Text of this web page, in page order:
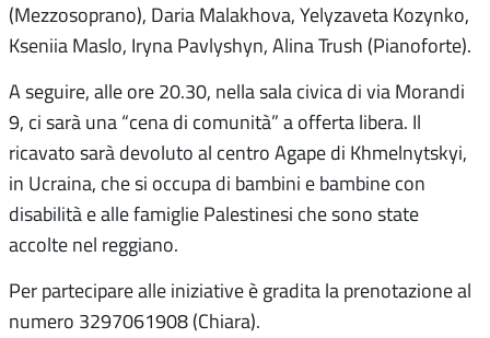
(Mezzosoprano), Daria Malakhova, Yelyzaveta Kozynko,
Kseniia Maslo, Iryna Pavlyshyn, Alina Trush (Pianoforte).
A seguire, alle ore 20.30, nella sala civica di via Morandi
9, ci sarà una “cena di comunità” a offerta libera. Il
ricavato sarà devoluto al centro Agape di Khmelnytskyi,
in Ucraina, che si occupa di bambini e bambine con
disabilità e alle famiglie Palestinesi che sono state
accolte nel reggiano.
Per partecipare alle iniziative è gradita la prenotazione al
numero 3297061908 (Chiara).